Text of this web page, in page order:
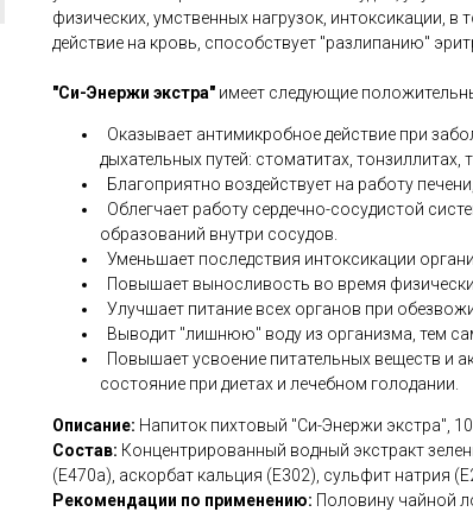
физических, умственных нагрузок, интоксикации,
действие на кровь, способствует "разлипанию"
"Си-Энержи экстра" имеет следующие
Оказывает антимикробное действие при
дыхательных путей: стоматитах, тонзиллитах,
Благоприятно воздействует на работу
Облегчает работу сердечно-сосудистой
образований внутри сосудов.
Уменьшает последствия интоксикации
Повышает выносливость во время
Улучшает питание всех органов при
Выводит "лишнюю" воду из организма, тем
Повышает усвоение питательных веществ и
состояние при диетах и лечебном голодании.
Описание: Напиток пихтовый "Си-Энержи экстра",
Состав: Концентрированный водный экстракт
(Е470а), аскорбат кальция (Е302), сульфит натрия
Рекомендации по применению: Половину чайной